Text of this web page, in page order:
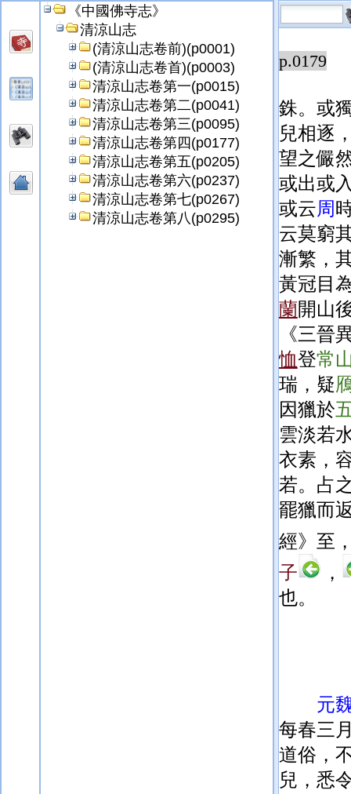
《中國佛寺志》
清涼山志
(清涼山志卷前)(p0001)
(清涼山志卷首)(p0003)
清涼山志卷第一(p0015)
清涼山志卷第二(p0041)
清涼山志卷第三(p0095)
清涼山志卷第四(p0177)
清涼山志卷第五(p0205)
清涼山志卷第六(p0237)
清涼山志卷第七(p0267)
清涼山志卷第八(p0295)
p.0179
銖。或
兒相逐
望之儼
或出或
或云周
云莫窮
漸繁，
黃冠目
蘭開山
《三晉
恤登常
瑞，疑
因獵於
雲淡若
衣素，
若。占
罷獵而
經》至
子
，
也。
元
每春三
道俗，
兒，悉